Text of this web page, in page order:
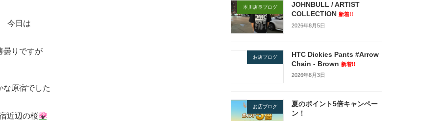
今日は
曇りですが
な原宿でした
近辺の桜
本川店長ブログ
JOHNBULL / ARTIST
COLLECTION 新着!!
2026年8月5日
お店ブログ
HTC Dickies Pants #Arrow
Chain - Brown 新着!!
2026年8月3日
お店ブログ
夏のポイント5倍キャンペー
ン！